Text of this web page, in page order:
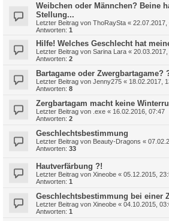
Weibchen oder Männchen? Beine
Stellung...
Letzter Beitrag von ThoRaySta « 22.07.2017,
Antworten: 1
Hilfe! Welches Geschlecht hat
Letzter Beitrag von Sarina Lara «
Antworten: 2
Bartagame oder Zwergbartagame?
Letzter Beitrag von Jenny275 « 18.02.2017,
Antworten: 8
Zergbartagam macht keine
Letzter Beitrag von .exe « 16.02.2016, 07:47
Antworten: 2
Geschlechtsbestimmung
Letzter Beitrag von Beauty-Dragons «
Antworten: 33
Hautverfärbung ?!
Letzter Beitrag von Xineobe « 05.12.2015,
Antworten: 1
Geschlechtsbestimmung bei einer
Letzter Beitrag von Xineobe « 04.10.2015,
Antworten: 1